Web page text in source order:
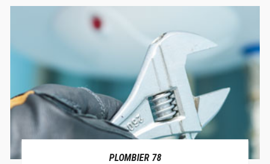
PLOMBIER 78